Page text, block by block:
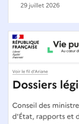
29 juillet 2026